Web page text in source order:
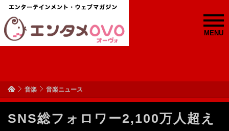
MENU
音楽 音楽ニュース
SNS総フォロワー2,100万人超え